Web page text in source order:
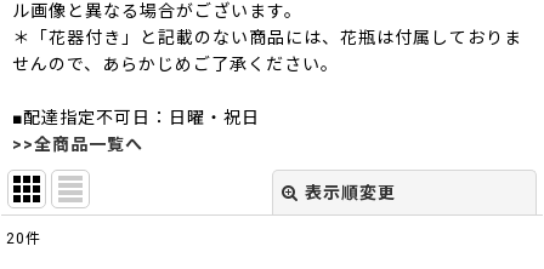
ル画像と異なる場合がございます。
＊「花器付き」と記載のない商品には、花瓶は付属しておりま
せんので、あらかじめご了承ください。
■配達指定不可日：日曜・祝日
>>全商品一覧へ
表示順変更
20件